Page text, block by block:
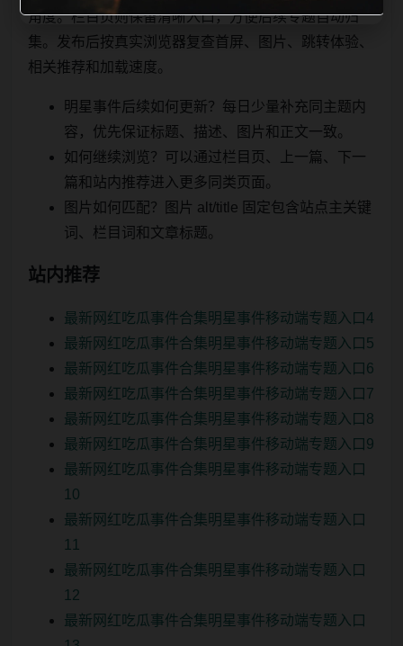
角度。栏目页则保留清晰入口，方便后续专题自动归
集。发布后按真实浏览器复查首屏、图片、跳转体验、
相关推荐和加载速度。
明星事件后续如何更新？每日少量补充同主题内
容，优先保证标题、描述、图片和正文一致。
如何继续浏览？可以通过栏目页、上一篇、下一
篇和站内推荐进入更多同类页面。
图片如何匹配？图片 alt/title 固定包含站点主关键
词、栏目词和文章标题。
站内推荐
最新网红吃瓜事件合集明星事件移动端专题入口4
最新网红吃瓜事件合集明星事件移动端专题入口5
最新网红吃瓜事件合集明星事件移动端专题入口6
最新网红吃瓜事件合集明星事件移动端专题入口7
最新网红吃瓜事件合集明星事件移动端专题入口8
最新网红吃瓜事件合集明星事件移动端专题入口9
最新网红吃瓜事件合集明星事件移动端专题入口
10
最新网红吃瓜事件合集明星事件移动端专题入口
11
最新网红吃瓜事件合集明星事件移动端专题入口
12
最新网红吃瓜事件合集明星事件移动端专题入口